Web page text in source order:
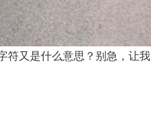
符又是什么意思？别急，让我